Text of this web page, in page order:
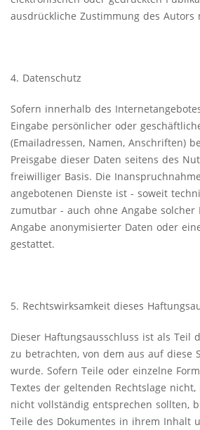
ausdrückliche Zustimmung des Autors
4. Datenschutz
Sofern innerhalb des
Eingabe persönlicher oder
(Emailadressen, Namen, Anschriften)
Preisgabe dieser Daten seitens des
freiwilliger Basis. Die
angebotenen Dienste ist - soweit
zumutbar - auch ohne Angabe solcher
Angabe anonymisierter Daten oder
gestattet.
5. Rechtswirksamkeit dieses
Dieser Haftungsausschluss ist als Teil
zu betrachten, von dem aus auf diese
wurde. Sofern Teile oder einzelne
Textes der geltenden Rechtslage
nicht vollständig entsprechen sollten,
Teile des Dokumentes in ihrem Inhalt